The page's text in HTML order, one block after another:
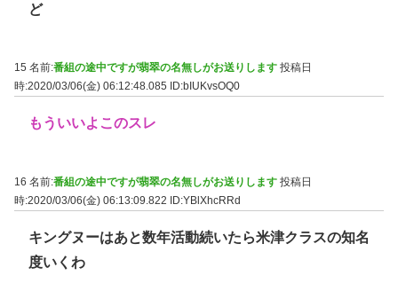
ど
15 名前:番組の途中ですが翡翠の名無しがお送りします 投稿日
時:2020/03/06(金) 06:12:48.085
ID:bIUKvsOQ0
もういいよこのスレ
16 名前:番組の途中ですが翡翠の名無しがお送りします 投稿日
時:2020/03/06(金) 06:13:09.822 ID:YBlXhcRRd
キングヌーはあと数年活動続いたら米津クラスの知名
度いくわ